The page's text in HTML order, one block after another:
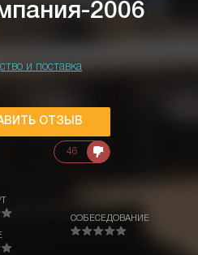
2006
и поставка
ОТЗЫВ
46
СОБЕСЕДОВАНИЕ